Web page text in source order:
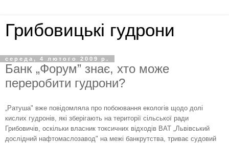
Грибовицькі гудрони
середа, 4 лютого 2009 р.
Банк „Форум” знає, хто може
переробити гудрони?
„Ратуша" вже повідомляла про побоювання екологів щодо долі
кислих гудронів, які зберігають на території сільської ради
Грибовичів, оскільки власник токсичних відходів ВАТ „Львівський
дослідний нафтомаслозавод" на межі банкрутства, триває судовий